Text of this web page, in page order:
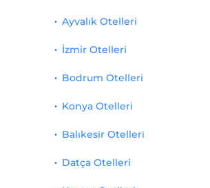
Ayvalık Otelleri
İzmir Otelleri
Bodrum Otelleri
Konya Otelleri
Balıkesir Otelleri
Datça Otelleri